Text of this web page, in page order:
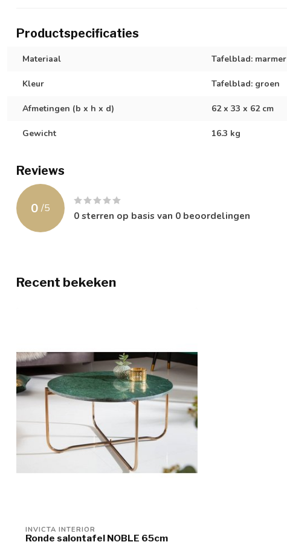
Productspecificaties
Materiaal Tafelblad: marmer
Kleur Tafelblad: groen
Afmetingen (b x h x d) 62 x 33 x 62 cm
Gewicht 16.3 kg
Reviews
0 /5
0sterren op basis van 0 beoordelingen
Recent bekeken
INVICTA INTERIOR
Ronde salontafel NOBLE 65cm